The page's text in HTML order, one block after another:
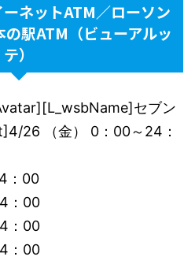
ネットATM／ローソン
駅ATM（ビューアルッ
テ）
セブン
26 （金） 0：00～24：
：00
：00
：00
：00